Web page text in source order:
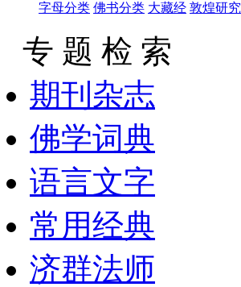
字母分类 佛书分类 大藏经 敦煌研究
专 题 检 索
期刊杂志
佛学词典
语言文字
常用经典
济群法师